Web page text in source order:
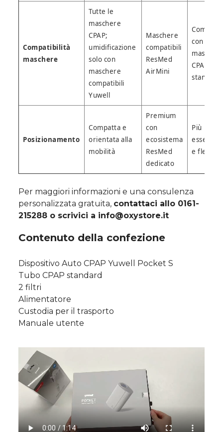
Compatibilità
maschere
Tutte le
maschere
CPAP;
umidificazione
solo con
maschere
compatibili
Yuwell
Maschere
compatibili
ResMed
AirMini
con
CPAP
standard
Posizionamento
Compatta e
orientata alla
mobilità
Premium
con
ecosistema
ResMed
dedicato
Più
e
Per maggiori informazioni e una consulenza
personalizzata gratuita, contattaci allo 0161-
215288 o scrivici a info@oxystore.it
Contenuto della confezione
Dispositivo Auto CPAP Yuwell Pocket S
Tubo CPAP standard
2 filtri
Alimentatore
Custodia per il trasporto
Manuale utente